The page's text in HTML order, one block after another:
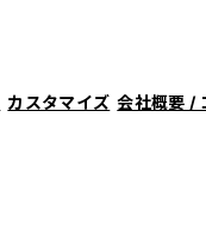
カスタマイズ 会社概要 /